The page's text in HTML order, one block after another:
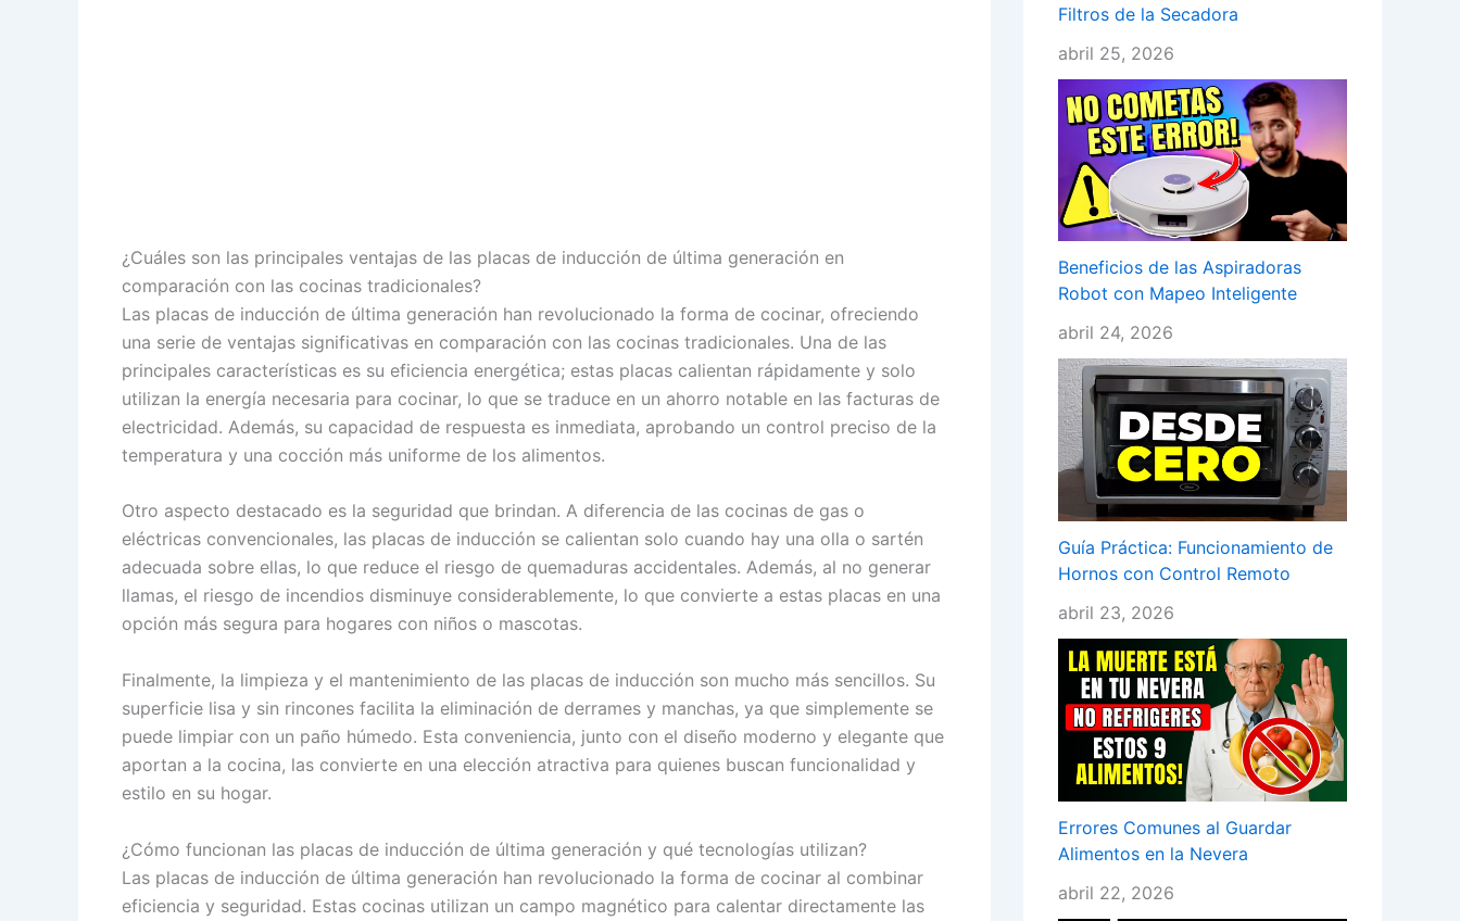
¿Cuáles son las principales ventajas de las placas de inducción de última generación en
comparación con las cocinas tradicionales?
Las placas de inducción de última generación han revolucionado la forma de cocinar, ofreciendo
una serie de ventajas significativas en comparación con las cocinas tradicionales. Una de las
principales características es su eficiencia energética; estas placas calientan rápidamente y solo
utilizan la energía necesaria para cocinar, lo que se traduce en un ahorro notable en las facturas de
electricidad. Además, su capacidad de respuesta es inmediata, aprobando un control preciso de la
temperatura y una cocción más uniforme de los alimentos.
Otro aspecto destacado es la seguridad que brindan. A diferencia de las cocinas de gas o
eléctricas convencionales, las placas de inducción se calientan solo cuando hay una olla o sartén
adecuada sobre ellas, lo que reduce el riesgo de quemaduras accidentales. Además, al no generar
llamas, el riesgo de incendios disminuye considerablemente, lo que convierte a estas placas en una
opción más segura para hogares con niños o mascotas.
Finalmente, la limpieza y el mantenimiento de las placas de inducción son mucho más sencillos. Su
superficie lisa y sin rincones facilita la eliminación de derrames y manchas, ya que simplemente se
puede limpiar con un paño húmedo. Esta conveniencia, junto con el diseño moderno y elegante que
aportan a la cocina, las convierte en una elección atractiva para quienes buscan funcionalidad y
estilo en su hogar.
¿Cómo funcionan las placas de inducción de última generación y qué tecnologías utilizan?
Las placas de inducción de última generación han revolucionado la forma de cocinar al combinar
eficiencia y seguridad. Estas cocinas utilizan un campo magnético para calentar directamente las
Filtros de la Secadora
abril 25, 2026
Beneficios de las Aspiradoras
Robot con Mapeo Inteligente
abril 24, 2026
Guía Práctica: Funcionamiento de
Hornos con Control Remoto
abril 23, 2026
Errores Comunes al Guardar
Alimentos en la Nevera
abril 22, 2026